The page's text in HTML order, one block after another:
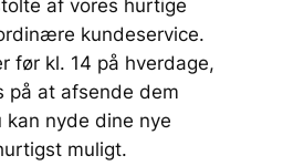
af vores hurtige
kundeservice.
før kl. 14 på hverdage,
at afsende dem
kan nyde dine nye
muligt.